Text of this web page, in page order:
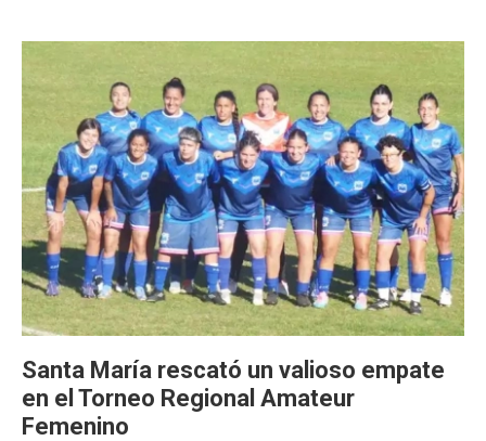
Santa María rescató un valioso empate
en el Torneo Regional Amateur
Femenino